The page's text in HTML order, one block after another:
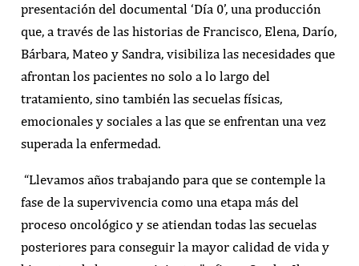
presentación del documental ‘Día 0’, una producción
que, a través de las historias de Francisco, Elena, Darío,
Bárbara, Mateo y Sandra, visibiliza las necesidades que
afrontan los pacientes no solo a lo largo del
tratamiento, sino también las secuelas físicas,
emocionales y sociales a las que se enfrentan una vez
superada la enfermedad.
“Llevamos años trabajando para que se contemple la
fase de la supervivencia como una etapa más del
proceso oncológico y se atiendan todas las secuelas
posteriores para conseguir la mayor calidad de vida y